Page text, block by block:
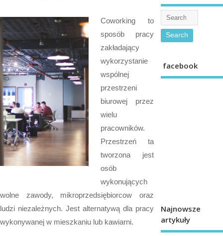
Coworking to
sposób pracy
zakładający
wykorzystanie
wspólnej
przestrzeni
biurowej przez
wielu
pracowników.
Przestrzeń ta
tworzona jest
osób
wykonujących
wolne zawody, mikroprzedsiębiorcow oraz
ludzi niezależnych. Jest alternatywą dla pracy
wykonywanej w mieszkaniu lub kawiarni.
facebook
Najnowsze
artykuły